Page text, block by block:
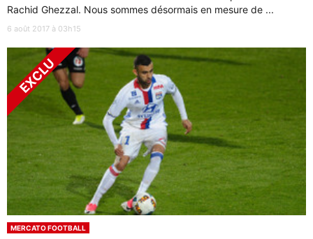
Rachid Ghezzal. Nous sommes désormais en mesure de ...
6 août 2017 à 03h15
MERCATO FOOTBALL